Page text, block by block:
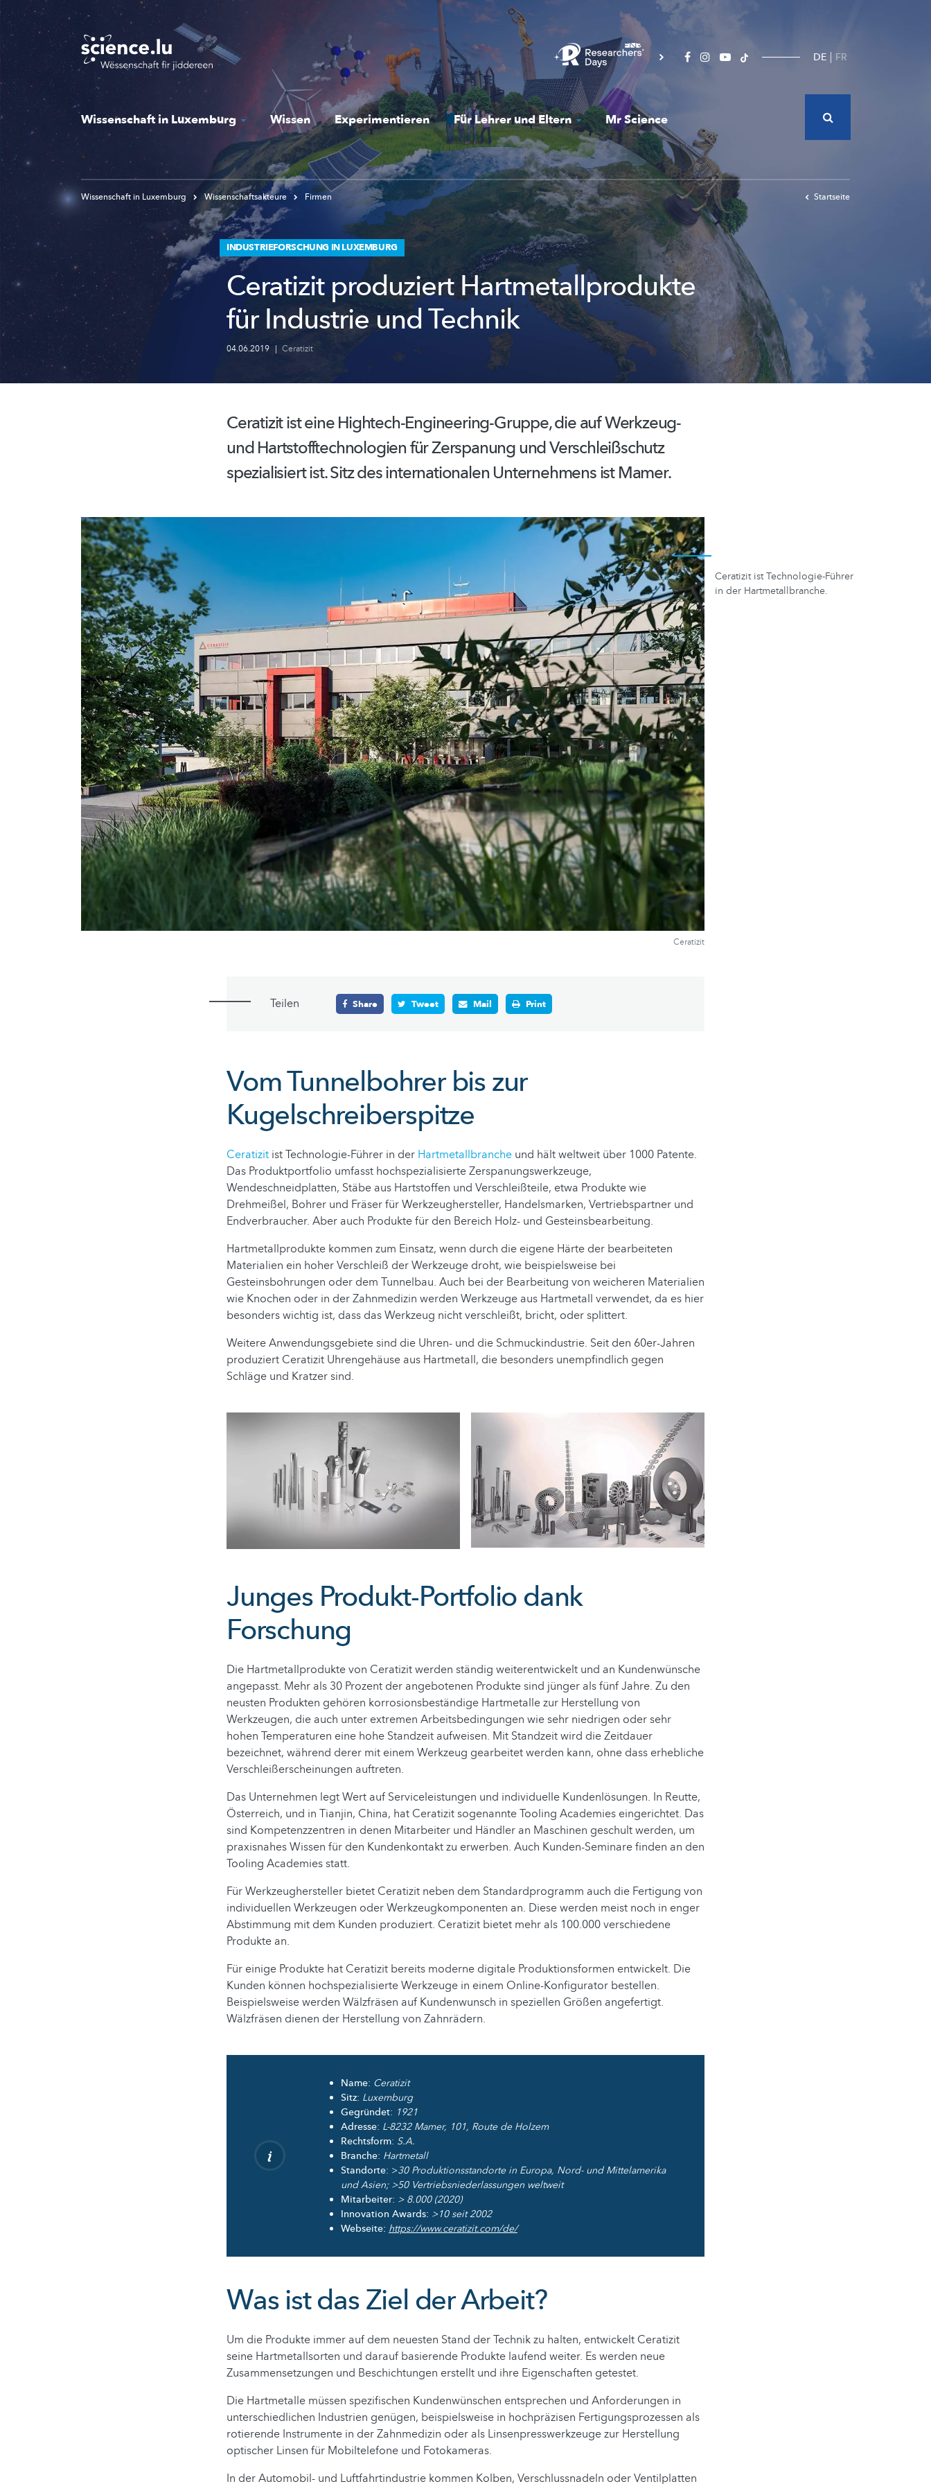
Skip
to
main
content
DE FR
Wissenschaft in Luxemburg Wissen Experimentieren Für Lehrer und Eltern Mr Science
Wissenschaft in Luxemburg Wissenschaftsakteure Firmen Startseite
INDUSTRIEFORSCHUNG IN LUXEMBURG
Ceratizit produziert Hartmetallprodukte
für Industrie und Technik
04.06.2019 | Ceratizit
Ceratizit ist eineHightech-Engineering-Gruppe,die auf Werkzeug-
undHartstofftechnologienfür Zerspanung undVerschleißschutz
spezialisiert ist. Sitz desinternationalen Unternehmens ist Mamer.
Ceratizit
Ceratizit ist Technologie-Führer
in der Hartmetallbranche.
Teilen Share Tweet Mail Print
Vom Tunnelbohrer bis zur
Kugelschreiberspitze
Ceratizit ist Technologie-Führer in der Hartmetallbranche und hält weltweit über 1000 Patente.
Das Produktportfolio umfasst hochspezialisierte Zerspanungswerkzeuge,
Wendeschneidplatten, Stäbe aus Hartstoffen und Verschleißteile, etwa Produkte wie
Drehmeißel, Bohrer und Fräser für Werkzeughersteller, Handelsmarken, Vertriebspartner und
Endverbraucher. Aber auch Produkte für den Bereich Holz- und Gesteinsbearbeitung.
Hartmetallprodukte kommen zum Einsatz, wenn durch die eigene Härte der bearbeiteten
Materialien ein hoher Verschleiß der Werkzeuge droht, wie beispielsweise bei
Gesteinsbohrungen oder dem Tunnelbau. Auch bei der Bearbeitung von weicheren Materialien
wie Knochen oder in der Zahnmedizin werden Werkzeuge aus Hartmetall verwendet, da es hier
besonders wichtig ist, dass das Werkzeug nicht verschleißt, bricht, oder splittert.
Weitere Anwendungsgebiete sind die Uhren- und die Schmuckindustrie. Seit den 60er-Jahren
produziert Ceratizit Uhrengehäuse aus Hartmetall, die besonders unempfindlich gegen
Schläge und Kratzer sind.
Junges Produkt-Portfolio dank
Forschung
Die Hartmetallprodukte von Ceratizit werden ständig weiterentwickelt und an Kundenwünsche
angepasst. Mehr als 30 Prozent der angebotenen Produkte sind jünger als fünf Jahre. Zu den
neusten Produkten gehören korrosionsbeständige Hartmetalle zur Herstellung von
Werkzeugen, die auch unter extremen Arbeitsbedingungen wie sehr niedrigen oder sehr
hohen Temperaturen eine hohe Standzeit aufweisen. Mit Standzeit wird die Zeitdauer
bezeichnet, während derer mit einem Werkzeug gearbeitet werden kann, ohne dass erhebliche
Verschleißerscheinungen auftreten.
Das Unternehmen legt Wert auf Serviceleistungen und individuelle Kundenlösungen. In Reutte,
Österreich, und in Tianjin, China, hat Ceratizit sogenannte Tooling Academies eingerichtet. Das
sind Kompetenzzentren in denen Mitarbeiter und Händler an Maschinen geschult werden, um
praxisnahes Wissen für den Kundenkontakt zu erwerben. Auch Kunden-Seminare finden an den
Tooling Academies statt.
Für Werkzeughersteller bietet Ceratizit neben dem Standardprogramm auch die Fertigung von
individuellen Werkzeugen oder Werkzeugkomponenten an. Diese werden meist noch in enger
Abstimmung mit dem Kunden produziert. Ceratizit bietet mehr als 100.000 verschiedene
Produkte an.
Für einige Produkte hat Ceratizit bereits moderne digitale Produktionsformen entwickelt. Die
Kunden können hochspezialisierte Werkzeuge in einem Online-Konfigurator bestellen.
Beispielsweise werden Wälzfräsen auf Kundenwunsch in speziellen Größen angefertigt.
Wälzfräsen dienen der Herstellung von Zahnrädern.
Name: Ceratizit
Sitz: Luxemburg
Gegründet: 1921
Adresse: L-8232 Mamer, 101, Route de Holzem
Rechtsform: S.A.
Branche: Hartmetall
Standorte: >30 Produktionsstandorte in Europa, Nord- und Mittelamerika
und Asien; >50 Vertriebsniederlassungen weltweit
Mitarbeiter: > 8.000 (2020)
Innovation Awards: >10 seit 2002
Webseite: https://www.ceratizit.com/de/
Was ist das Ziel der Arbeit?
Um die Produkte immer auf dem neuesten Stand der Technik zu halten, entwickelt Ceratizit
seine Hartmetallsorten und darauf basierende Produkte laufend weiter. Es werden neue
Zusammensetzungen und Beschichtungen erstellt und ihre Eigenschaften getestet.
Die Hartmetalle müssen spezifischen Kundenwünschen entsprechen und Anforderungen in
unterschiedlichen Industrien genügen, beispielsweise in hochpräzisen Fertigungsprozessen als
rotierende Instrumente in der Zahnmedizin oder als Linsenpresswerkzeuge zur Herstellung
optischer Linsen für Mobiltelefone und Fotokameras.
In der Automobil- und Luftfahrtindustrie kommen Kolben, Verschlussnadeln oder Ventilplatten